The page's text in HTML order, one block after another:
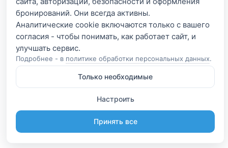
бронирований. Они всегда активны.
Аналитические cookie включаются только с вашего
согласия - чтобы понимать, как работает сайт, и
Подробнее - в политике обработки персональных данных.
Только необходимые
Настроить
Принять все